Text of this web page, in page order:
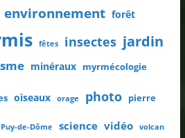
environnement forêt
fêtes insectes jardin
minéraux myrmécologie
oiseaux orage photo pierre
Puy-de-Dôme science vidéo volcan